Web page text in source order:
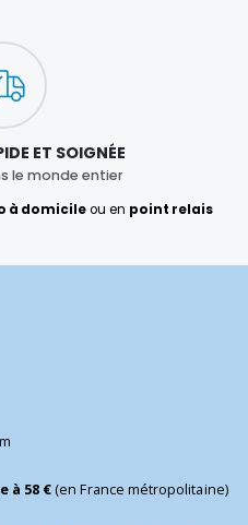
ET SOIGNÉE
le monde entier
à domicileou en point relais
à 58 €(en France métropolitaine)